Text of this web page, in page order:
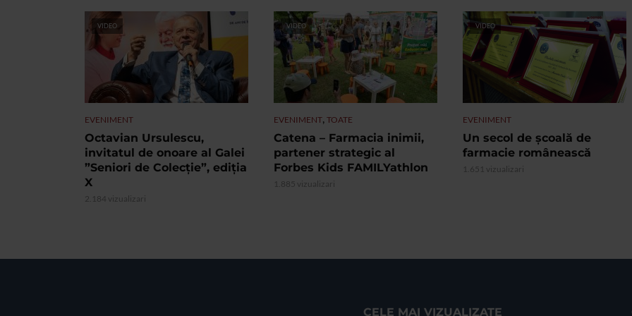
VIDEO
EVENIMENT
Octavian Ursulescu,
invitatul de onoare al Galei
”Seniori de Colecție”, ediția
X
2.184 vizualizari
VIDEO
EVENIMENT, TOATE
Catena – Farmacia inimii,
partener strategic al
Forbes Kids FAMILYathlon
1.885 vizualizari
VIDEO
EVENIMENT
Un secol de școală de
farmacie românească
1.651 vizualizari
CELE MAI VIZUALIZATE